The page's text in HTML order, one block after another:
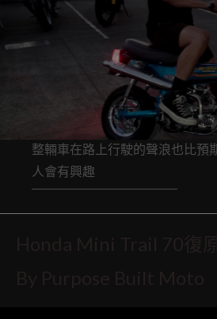
整輛車在路上行駛的聲浪也比預
人會有興趣